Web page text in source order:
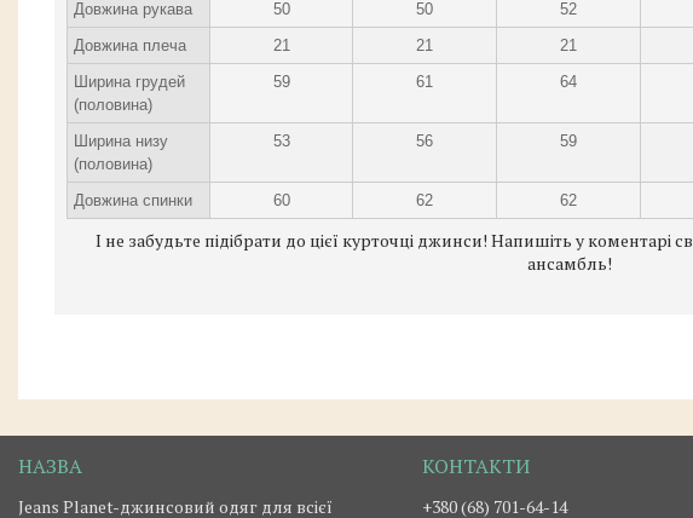
Довжина рукава
50 50 52
Довжина плеча
21 21 21
Ширина грудей
(половина)
59 61 64
Ширина низу
(половина)
53 56 59
Довжина спинки 60 62 62
І не забудьте підібрати до цієї курточці джинси! Напишіть у коментарі
ансамбль!
Jeans Planet-джинсовий одяг для всієї
+380 (68) 701-64-14